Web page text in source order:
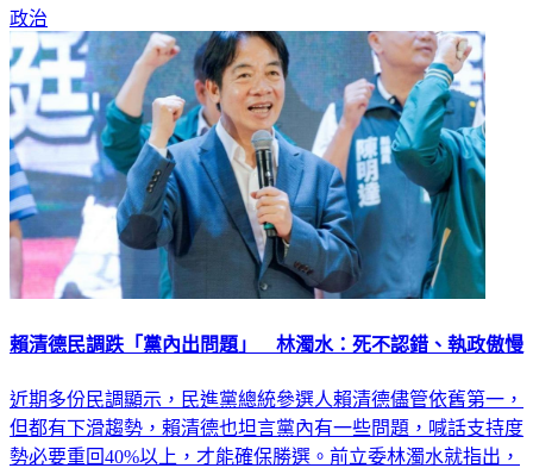
政治
賴清德民調跌「黨內出問題」 林濁水：死不認錯、執政傲慢
近期多份民調顯示，民進黨總統參選人賴清德儘管依舊第一，
但都有下滑趨勢，賴清德也坦言黨內有一些問題，喊話支持度
勢必要重回40%以上，才能確保勝選。前立委林濁水就指出，